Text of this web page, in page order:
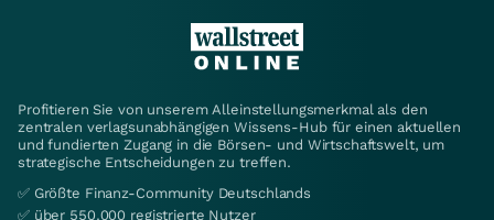
Profitieren Sie von unserem Alleinstellungsmerkmal als den
zentralen verlagsunabhängigen Wissens-Hub für einen aktuellen
und fundierten Zugang in die Börsen- und Wirtschaftswelt, um
strategische Entscheidungen zu treffen.
✅ Größte Finanz-Community Deutschlands
✅ über 550.000 registrierte Nutzer